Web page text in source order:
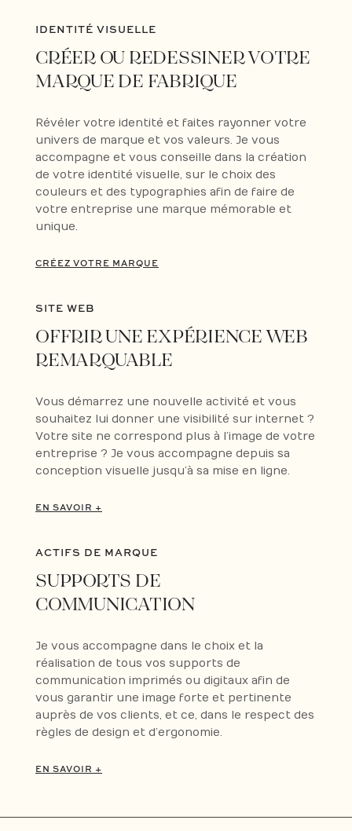
IDENTITÉ VISUELLE
CRÉER OU REDESSINER VOTRE
MARQUE DE FABRIQUE
Révéler votre identité et faites rayonner votre
univers de marque et vos valeurs. Je vous
accompagne et vous conseille dans la création
de votre identité visuelle, sur le choix des
couleurs et des typographies afin de faire de
votre entreprise une marque mémorable et
unique.
CRÉEZ VOTRE MARQUE
SITE WEB
OFFRIR UNE EXPÉRIENCE WEB
REMARQUABLE
Vous démarrez une nouvelle activité et vous
souhaitez lui donner une visibilité sur internet ?
Votre site ne correspond plus à l’image de votre
entreprise ? Je vous accompagne depuis sa
conception visuelle jusqu’à sa mise en ligne.
EN SAVOIR +
ACTIFS DE MARQUE
SUPPORTS DE
COMMUNICATION
Je vous accompagne dans le choix et la
réalisation de tous vos supports de
communication imprimés ou digitaux afin de
vous garantir une image forte et pertinente
auprès de vos clients, et ce, dans le respect des
règles de design et d’ergonomie.
EN SAVOIR +